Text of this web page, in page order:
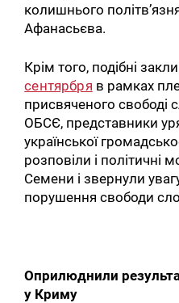
колишнього
Афанасьєва.
Крім того, подібні
сентярбря в рамках
присвяченого свободі
ОБСЄ, представники
української
розповіли і політичні
Семени і звернули
порушення свободи
Оприлюднили
у Криму